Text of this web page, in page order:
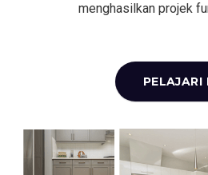
menghasilkan projek
PELAJARI